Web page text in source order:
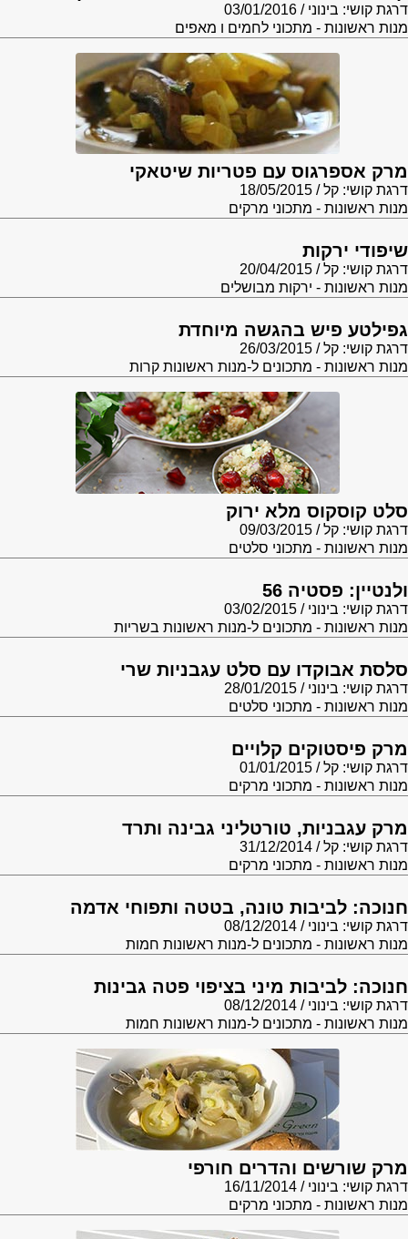
דרגת קושי: בינוני
03/01/2016
מנות ראשונות - מתכוני לחמים ו מאפים
מרק אספרגוס עם פטריות שיטאקי
דרגת קושי: קל
18/05/2015
מנות ראשונות - מתכוני מרקים
שיפודי ירקות
דרגת קושי: קל
20/04/2015
מנות ראשונות - ירקות מבושלים
גפילטע פיש בהגשה מיוחדת
דרגת קושי: קל
26/03/2015
מנות ראשונות - מתכונים ל-מנות ראשונות קרות
סלט קוסקוס מלא ירוק
דרגת קושי: קל
09/03/2015
מנות ראשונות - מתכוני סלטים
ולנטיין: פסטיה 56
דרגת קושי: בינוני
03/02/2015
מנות ראשונות - מתכונים ל-מנות ראשונות בשריות
סלסת אבוקדו עם סלט עגבניות שרי
דרגת קושי: בינוני
28/01/2015
מנות ראשונות - מתכוני סלטים
מרק פיסטוקים קלויים
דרגת קושי: קל
01/01/2015
מנות ראשונות - מתכוני מרקים
מרק עגבניות, טורטליני גבינה ותרד
דרגת קושי: קל
31/12/2014
מנות ראשונות - מתכוני מרקים
חנוכה: לביבות טונה, בטטה ותפוחי אדמה
דרגת קושי: בינוני
08/12/2014
מנות ראשונות - מתכונים ל-מנות ראשונות חמות
חנוכה: לביבות מיני בציפוי פטה גבינות
דרגת קושי: בינוני
08/12/2014
מנות ראשונות - מתכונים ל-מנות ראשונות חמות
מרק שורשים והדרים חורפי
דרגת קושי: בינוני
16/11/2014
מנות ראשונות - מתכוני מרקים